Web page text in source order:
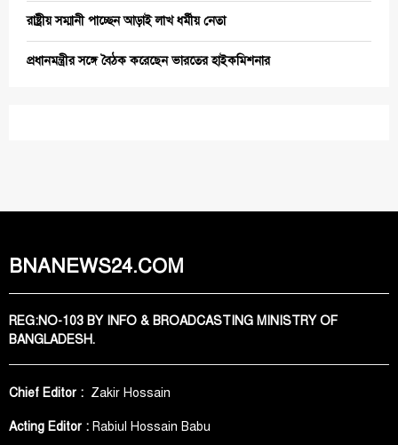
রাষ্ট্রীয় সম্মানী পাচ্ছেন আড়াই লাখ ধর্মীয় নেতা
প্রধানমন্ত্রীর সঙ্গে বৈঠক করেছেন ভারতের হাইকমিশনার
BNANEWS24.COM
REG:NO-103 BY INFO & BROADCASTING MINISTRY OF
BANGLADESH.
Chief Editor : Zakir Hossain
Acting Editor : Rabiul Hossain Babu